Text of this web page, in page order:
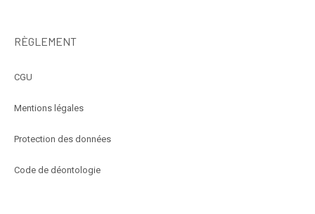
RÈGLEMENT
CGU
Mentions légales
Protection des données
Code de déontologie